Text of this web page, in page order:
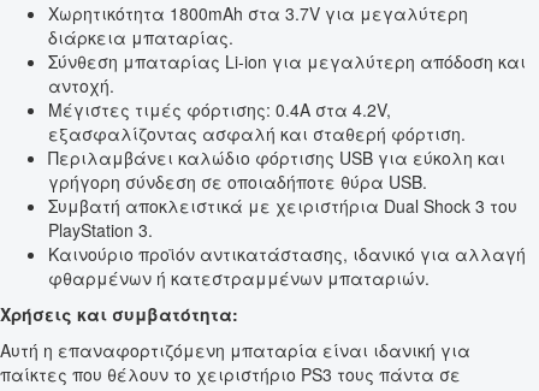
Χωρητικότητα 1800mAh στα 3.7V για μεγαλύτερη
διάρκεια μπαταρίας.
Σύνθεση μπαταρίας Li-ion για μεγαλύτερη απόδοση και
αντοχή.
Μέγιστες τιμές φόρτισης: 0.4A στα 4.2V,
εξασφαλίζοντας ασφαλή και σταθερή φόρτιση.
Περιλαμβάνει καλώδιο φόρτισης USB για εύκολη και
γρήγορη σύνδεση σε οποιαδήποτε θύρα USB.
Συμβατή αποκλειστικά με χειριστήρια Dual Shock 3 του
PlayStation 3.
Καινούριο προϊόν αντικατάστασης, ιδανικό για αλλαγή
φθαρμένων ή κατεστραμμένων μπαταριών.
Χρήσεις και συμβατότητα:
Αυτή η επαναφορτιζόμενη μπαταρία είναι ιδανική για
παίκτες που θέλουν το χειριστήριο PS3 τους πάντα σε